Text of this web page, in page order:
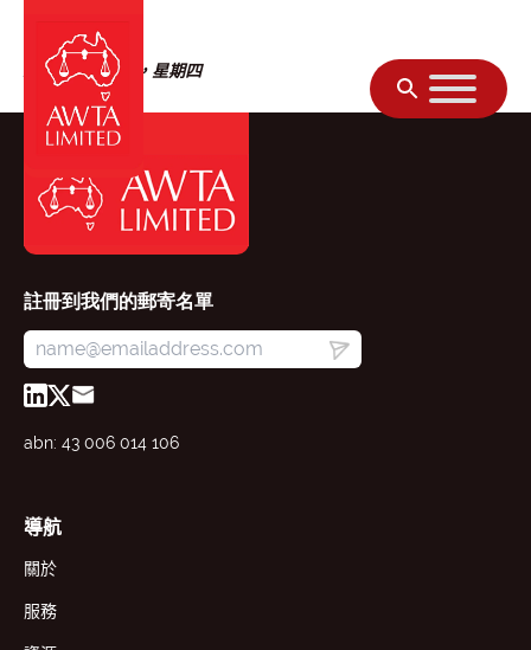
跳至內容
2025年8月28日，星期四
註冊到我們的郵寄名單
abn: 43 006 014 106
導航
關於
服務